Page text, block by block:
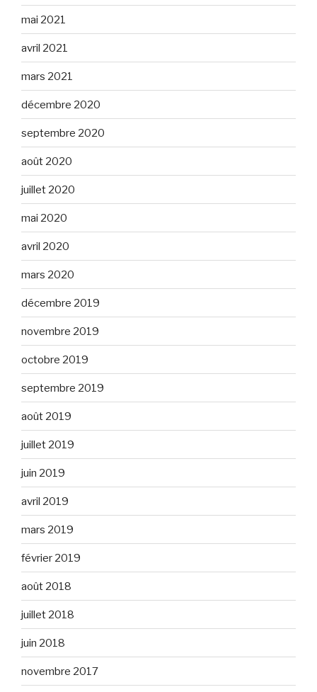
mai 2021
avril 2021
mars 2021
décembre 2020
septembre 2020
août 2020
juillet 2020
mai 2020
avril 2020
mars 2020
décembre 2019
novembre 2019
octobre 2019
septembre 2019
août 2019
juillet 2019
juin 2019
avril 2019
mars 2019
février 2019
août 2018
juillet 2018
juin 2018
novembre 2017